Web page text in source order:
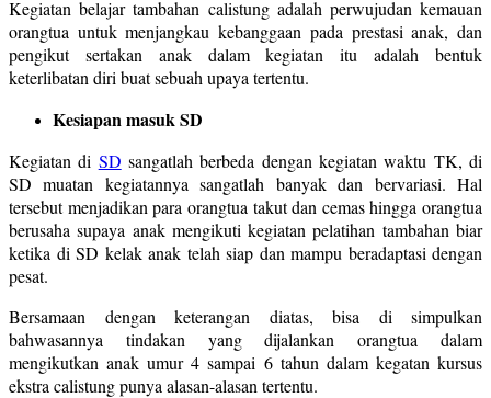
Kegiatan belajar tambahan calistung adalah perwujudan kemauan
orangtua untuk menjangkau kebanggaan pada prestasi anak, dan
pengikut sertakan anak dalam kegiatan itu adalah bentuk
keterlibatan diri buat sebuah upaya tertentu.
Kesiapan masuk SD
Kegiatan di SD sangatlah berbeda dengan kegiatan waktu TK, di
SD muatan kegiatannya sangatlah banyak dan bervariasi. Hal
tersebut menjadikan para orangtua takut dan cemas hingga orangtua
berusaha supaya anak mengikuti kegiatan pelatihan tambahan biar
ketika di SD kelak anak telah siap dan mampu beradaptasi dengan
pesat.
Bersamaan dengan keterangan diatas, bisa di simpulkan
bahwasannya tindakan yang dijalankan orangtua dalam
mengikutkan anak umur 4 sampai 6 tahun dalam kegatan kursus
ekstra calistung punya alasan-alasan tertentu.